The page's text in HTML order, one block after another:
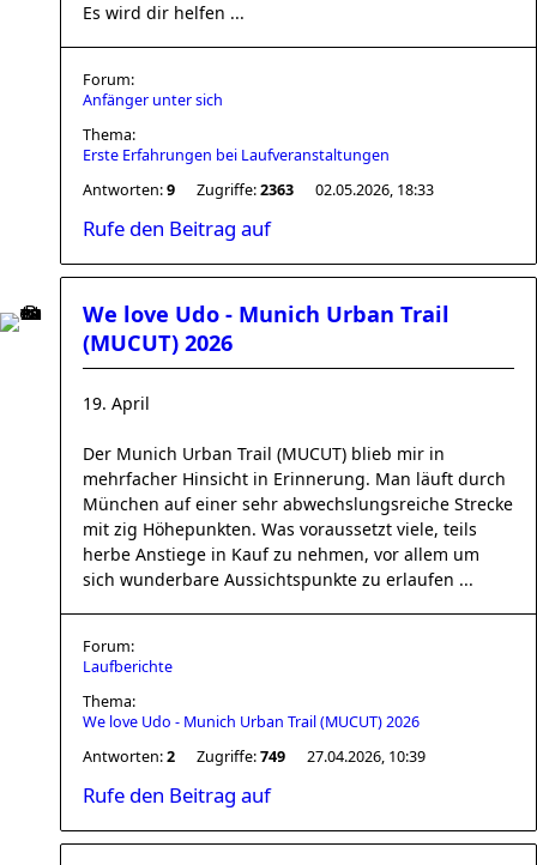
Es wird dir helfen ...
Forum:
Anfänger unter sich
Thema:
Erste Erfahrungen bei Laufveranstaltungen
Antworten:9 Zugriffe:2363 02.05.2026, 18:33
Rufe den Beitrag auf
We love Udo - Munich Urban Trail
(MUCUT) 2026
19. April
Der Munich Urban Trail (MUCUT) blieb mir in
mehrfacher Hinsicht in Erinnerung. Man läuft durch
München auf einer sehr abwechslungsreiche Strecke
mit zig Höhepunkten. Was voraussetzt viele, teils
herbe Anstiege in Kauf zu nehmen, vor allem um
sich wunderbare Aussichtspunkte zu erlaufen ...
Forum:
Laufberichte
Thema:
We love Udo - Munich Urban Trail (MUCUT) 2026
Antworten:2 Zugriffe:749 27.04.2026, 10:39
Rufe den Beitrag auf